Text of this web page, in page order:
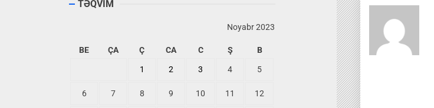
TƏQVİM
Noyabr 2023
BE ÇA Ç CA C Ş B
1 2 3 4 5
6 7 8 9 10 11 12